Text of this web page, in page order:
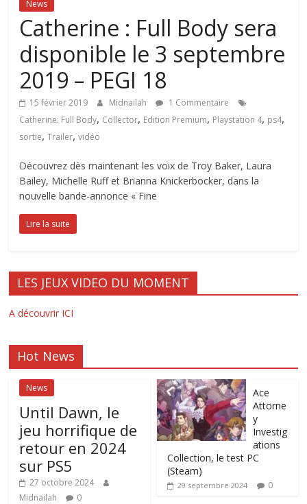
News
Catherine : Full Body sera
disponible le 3 septembre
2019 – PEGI 18
15 février 2019 Midnailah
1 Commentaire
Catherine: Full Body, Collector, Edition Premium, Playstation 4, ps4,
sortie,Trailer,vidéo
Découvrez dès maintenant les voix de Troy Baker, Laura
Bailey, Michelle Ruff et Brianna Knickerbocker, dans la
nouvelle bande-annonce « Fine
Lire la suite
LES JEUX VIDEO DU MOMENT
A découvrir ICI
Hot News
News
Until Dawn, le
jeu horrifique de
retour en 2024
sur PS5
27 octobre 2024
Midnailah
0
Ace
Attorne
y
Investig
ations
Collection, le test PC
(Steam)
29 septembre 2024 0